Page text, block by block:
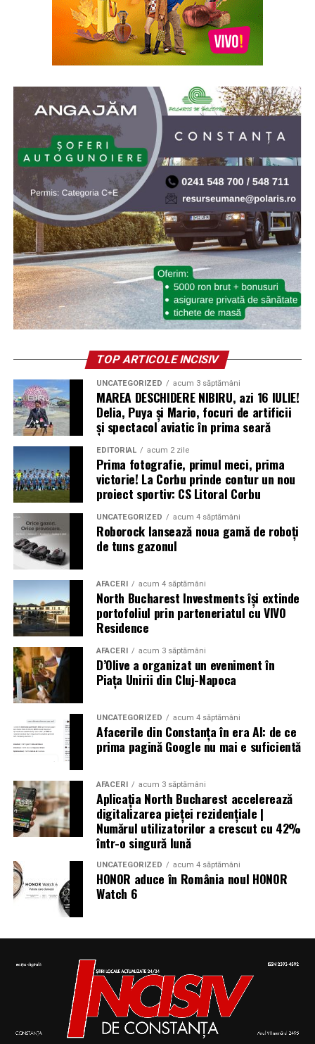
TOP ARTICOLE INCISIV
UNCATEGORIZED acum 3 săptămâni
MAREA DESCHIDERE NIBIRU, azi 16 IULIE!
Delia, Puya și Mario, focuri de artificii
și spectacol aviatic în prima seară
EDITORIAL acum 2 zile
Prima fotografie, primul meci, prima
victorie! La Corbu prinde contur un nou
proiect sportiv: CS Litoral Corbu
UNCATEGORIZED acum 4 săptămâni
Roborock lansează noua gamă de roboți
de tuns gazonul
AFACERI acum 4 săptămâni
North Bucharest Investments își extinde
portofoliul prin parteneriatul cu VIVO
Residence
AFACERI acum 3 săptămâni
D’Olive a organizat un eveniment în
Piața Unirii din Cluj-Napoca
UNCATEGORIZED acum 4 săptămâni
Afacerile din Constanța în era AI: de ce
prima pagină Google nu mai e suficientă
AFACERI acum 3 săptămâni
Aplicația North Bucharest accelerează
digitalizarea pieței rezidențiale |
Numărul utilizatorilor a crescut cu 42%
într-o singură lună
UNCATEGORIZED acum 4 săptămâni
HONOR aduce în România noul HONOR
Watch 6